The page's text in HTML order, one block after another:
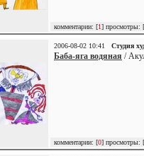
комментарии: [1] просмотры: [
2006-08-02 10:41 Студия
Баба-яга водяная /
комментарии: [0] просмотры: [